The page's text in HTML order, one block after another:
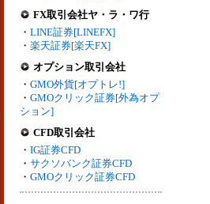
FX取引会社ヤ・ラ・ワ行
・ LINE証券[LINEFX]
・ 楽天証券[楽天FX]
オプション取引会社
・ GMO外貨[オプトレ!]
・ GMOクリック証券[外為オプ
ション]
CFD取引会社
・ IG証券CFD
・ サクソバンク証券CFD
・ GMOクリック証券CFD